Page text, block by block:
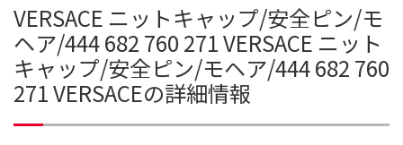
VERSACE ニットキャップ/安全ピン/モ
ヘア/444 682 760 271 VERSACE ニット
キャップ/安全ピン/モヘア/444 682 760
271 VERSACEの詳細情報